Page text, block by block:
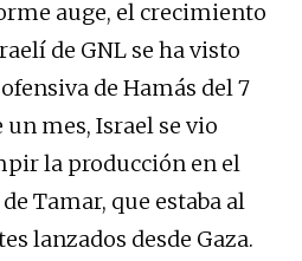
auge, el crecimiento
de GNL se ha visto
de Hamás del 7
mes, Israel se vio
la producción en el
Tamar, que estaba al
lanzados desde Gaza.